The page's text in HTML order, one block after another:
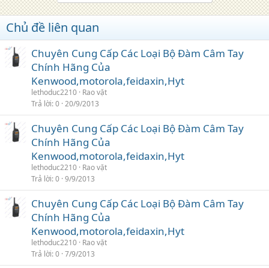
Chủ đề liên quan
Chuyên Cung Cấp Các Loại Bộ Đàm Câm Tay
Chính Hãng Của
Kenwood,motorola,feidaxin,Hyt
lethoduc2210 Rao vặt
Trả lời 0 20/9/2013
Chuyên Cung Cấp Các Loại Bộ Đàm Câm Tay
Chính Hãng Của
Kenwood,motorola,feidaxin,Hyt
lethoduc2210 Rao vặt
Trả lời 0 9/9/2013
Chuyên Cung Cấp Các Loại Bộ Đàm Câm Tay
Chính Hãng Của
Kenwood,motorola,feidaxin,Hyt
lethoduc2210 Rao vặt
Trả lời 0 7/9/2013